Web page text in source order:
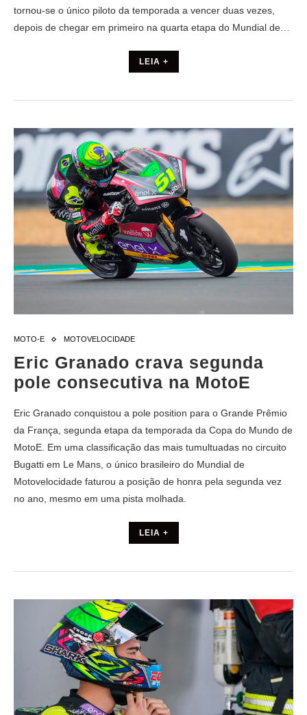
tornou-se o único piloto da temporada a vencer duas vezes,
depois de chegar em primeiro na quarta etapa do Mundial de…
LEIA +
MOTO-E MOTOVELOCIDADE
Eric Granado crava segunda
pole consecutiva na MotoE
Eric Granado conquistou a pole position para o Grande Prêmio
da França, segunda etapa da temporada da Copa do Mundo de
MotoE. Em uma classificação das mais tumultuadas no circuito
Bugatti em Le Mans, o único brasileiro do Mundial de
Motovelocidade faturou a posição de honra pela segunda vez
no ano, mesmo em uma pista molhada.
LEIA +